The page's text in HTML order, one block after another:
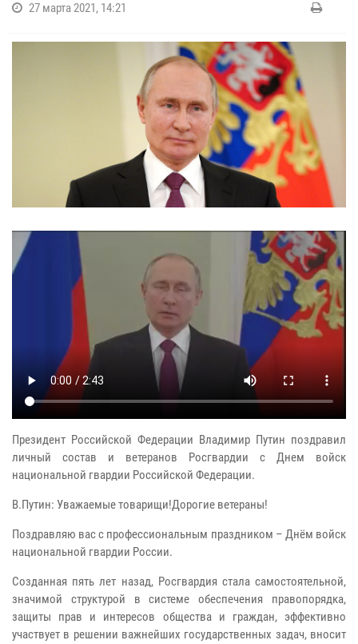
27 марта 2021, 14:21
Президент Российской Федерации Владимир Путин поздравил
личный состав и ветеранов Росгвардии с Днем войск
национальной гвардии Российской Федерации.
В.Путин: Уважаемые товарищи!Дорогие ветераны!
Поздравляю вас с профессиональным праздником – Днём войск
национальной гвардии России.
Созданная пять лет назад, Росгвардия стала самостоятельной,
значимой структурой в системе обеспечения правопорядка,
защиты прав и интересов общества и граждан, эффективно
участвует в решении важнейших государственных задач, вносит